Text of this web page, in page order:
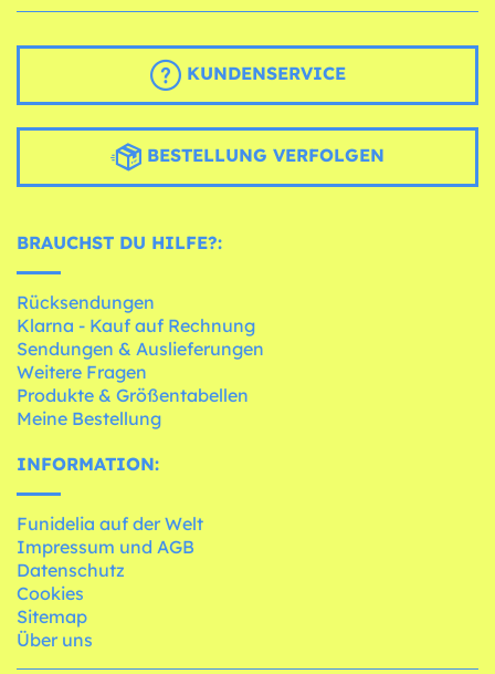
KUNDENSERVICE
BESTELLUNG VERFOLGEN
BRAUCHST DU HILFE?:
Rücksendungen
Klarna - Kauf auf Rechnung
Sendungen & Auslieferungen
Weitere Fragen
Produkte & Größentabellen
Meine Bestellung
INFORMATION:
Funidelia auf der Welt
Impressum und AGB
Datenschutz
Cookies
Sitemap
Über uns